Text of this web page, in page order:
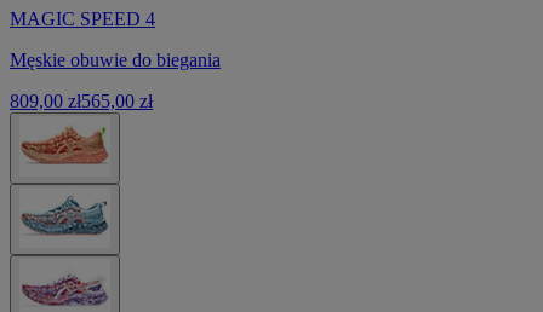
MAGIC SPEED 4
Męskie obuwie do biegania
809,00 zł565,00 zł